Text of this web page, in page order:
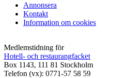
Annonsera
Kontakt
Information om cookies
Medlemstidning för
Hotell- och restaurangfacket
Box 1143, 111 81 Stockholm
Telefon (vx): 0771-57 58 59